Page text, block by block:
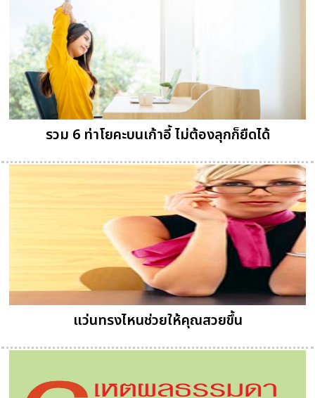
รวม 6 ท่าโยคะบนเก้าอี้ ไม่ต้องลุกก็ยืดได้
แว่นทรงไหนช่วยให้คุณสวยขึ้น